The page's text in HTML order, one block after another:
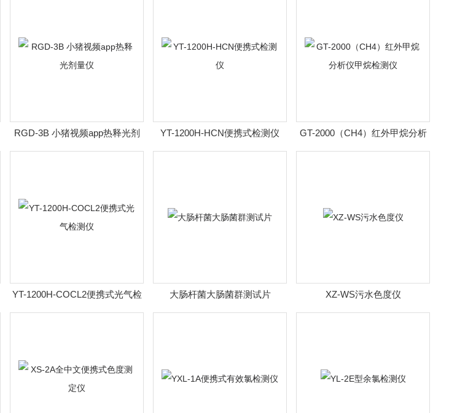
RGD-3B 小猪视频app热释光剂
量仪
YT-1200H-HCN便携式检测仪
GT-2000（CH4）红外甲烷分析
仪甲烷检测仪
YT-1200H-COCL2便携式光气检
测仪
大肠杆菌大肠菌群测试片 XZ-WS污水色度仪